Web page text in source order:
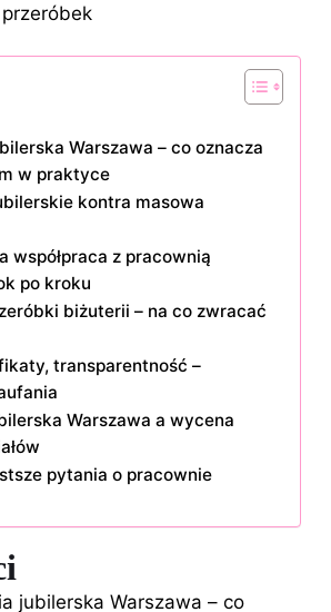
Warszawa – co oznacza
w praktyce
kontra masowa
współpraca z pracownią
po kroku
biżuterii – na co zwracać
transparentność –
Warszawa a wycena
pytania o pracownie
jubilerska Warszawa – co